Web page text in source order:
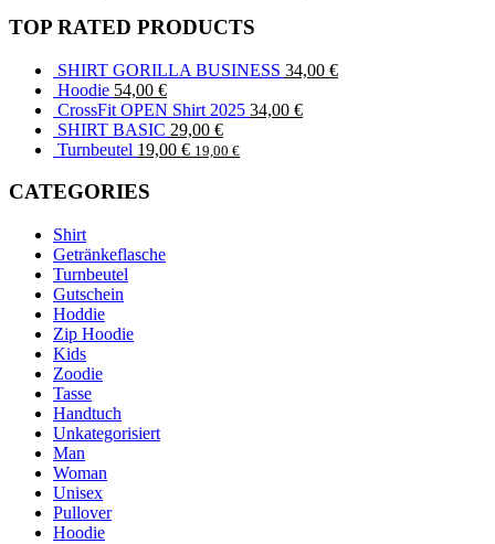
TOP RATED PRODUCTS
SHIRT GORILLA BUSINESS 34,00 €
Hoodie 54,00 €
CrossFit OPEN Shirt 2025 34,00 €
SHIRT BASIC 29,00 €
Turnbeutel 19,00 € 19,00 €
CATEGORIES
Shirt
Getränkeflasche
Turnbeutel
Gutschein
Hoddie
Zip Hoodie
Kids
Zoodie
Tasse
Handtuch
Unkategorisiert
Man
Woman
Unisex
Pullover
Hoodie